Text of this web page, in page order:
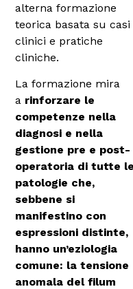
alterna formazione
teorica basata su casi
clinici e pratiche
cliniche.
La formazione mira
a rinforzare le
competenze nella
diagnosi e nella
gestione pre e post-
operatoria di tutte le
patologie che,
sebbene si
manifestino con
espressioni distinte,
hanno un’eziologia
comune: la tensione
anomala del filum